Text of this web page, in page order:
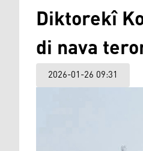
Diktorekî
di nava
2026-01-26 09:31